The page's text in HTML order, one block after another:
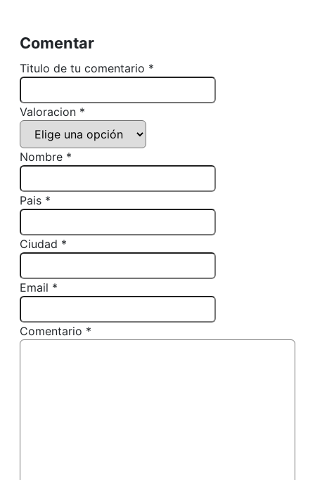
Comentar
Titulo de tu comentario *
Valoracion *
Nombre *
Pais *
Ciudad *
Email *
Comentario *